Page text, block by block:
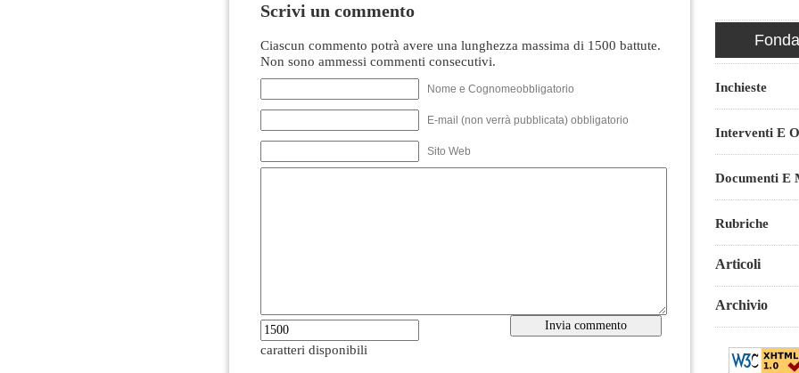
Scrivi un commento
Ciascun commento potrà avere una lunghezza massima di 1500 battute.
Non sono ammessi commenti consecutivi.
Nome e Cognomeobbligatorio
E-mail (non verrà pubblicata) obbligatorio
Sito Web
caratteri disponibili
Inchieste
Interventi E
Documenti E
Rubriche
Articoli
Archivio